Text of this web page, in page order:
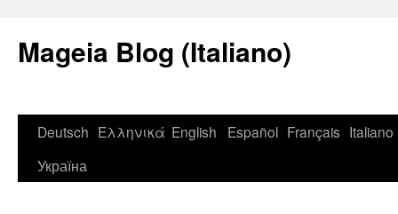
Mageia Blog (Italiano)
Deutsch Ελληνικά English Español Français Italiano
Україна